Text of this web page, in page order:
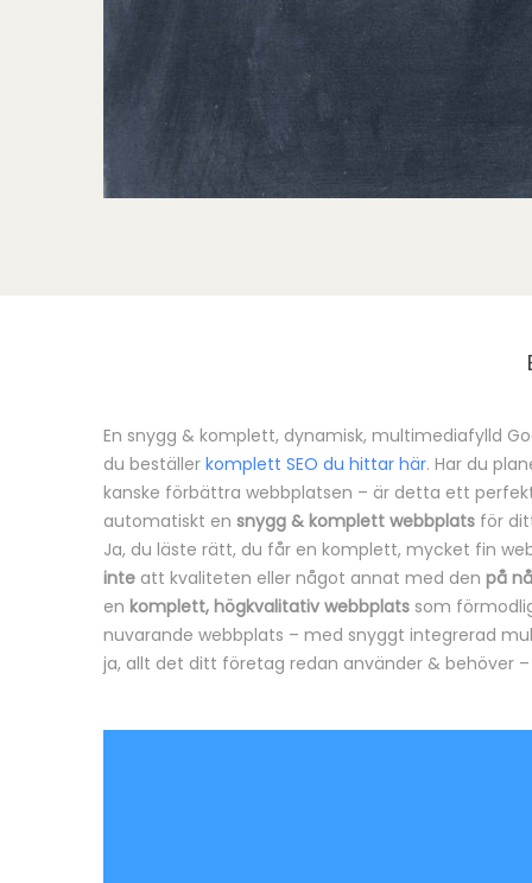
B
e
s
k
r
i
En snygg & komplett, dynamisk, multimediafylld
du beställer komplett SEO du hittar här. Har du
kanske förbättra webbplatsen – är detta ett
automatiskt en snygg & komplett webbplats för
Ja, du läste rätt, du får en komplett, mycket fin
inte att kvaliteten eller något annat med den på
en komplett, högkvalitativ webbplats som
nuvarande webbplats – med snyggt integrerad
ja, allt det ditt företag redan använder & behöver